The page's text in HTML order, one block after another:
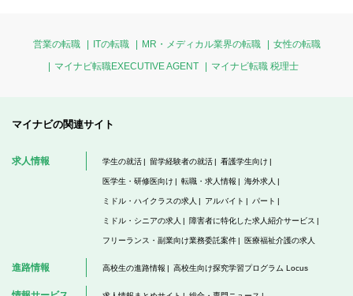
営業の転職 ITの転職 MR・メディカル業界の転職
女性の転職
マイナビ転職EXECUTIVE AGENT
マイナビ転職 税理士
マイナビの関連サイト
求人情報 学生の就活 留学経験者の就活 看護学生向け
医学生・研修医向け 転職・求人情報 海外求人
ミドル・ハイクラスの求人 アルバイト パート
ミドル・シニアの求人 障害者に特化した求人紹介サービス
フリーランス・副業向け業務委託案件 医療福祉介護の求人
進路情報 高校生の進路情報 高校生向け探究学習プログラム Locus